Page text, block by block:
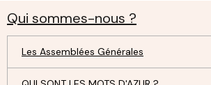
Qui sommes-nous ?
Les Assemblées Générales